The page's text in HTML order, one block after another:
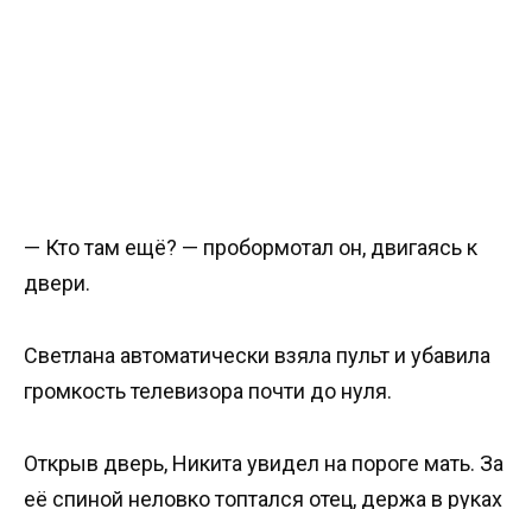
— Кто там ещё? — пробормотал он, двигаясь к
двери.
Светлана автоматически взяла пульт и убавила
громкость телевизора почти до нуля.
Открыв дверь, Никита увидел на пороге мать. За
её спиной неловко топтался отец, держа в руках